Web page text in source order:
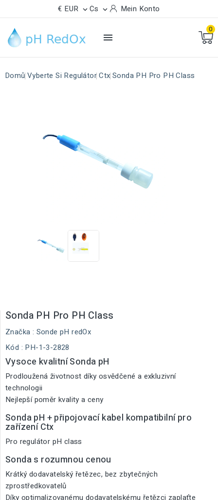
€ EUR  Cs  Mein Konto

0
Domů Vyberte Si Regulátor Ctx Sonda PH Pro PH Class
Sonda PH Pro PH Class
Značka : Sonde pH redOx
Kód : PH-1-3-2828
Vysoce kvalitní Sonda pH
Prodloužená životnost díky osvědčené a exkluzivní
technologii
Nejlepší poměr kvality a ceny
Sonda pH + připojovací kabel kompatibilní pro
zařízení Ctx
Pro regulátor pH class
Sonda s rozumnou cenou
Krátký dodavatelský řetězec, bez zbytečných
zprostředkovatelů
Díky optimalizovanému dodavatelskému řetězci zaplaťte